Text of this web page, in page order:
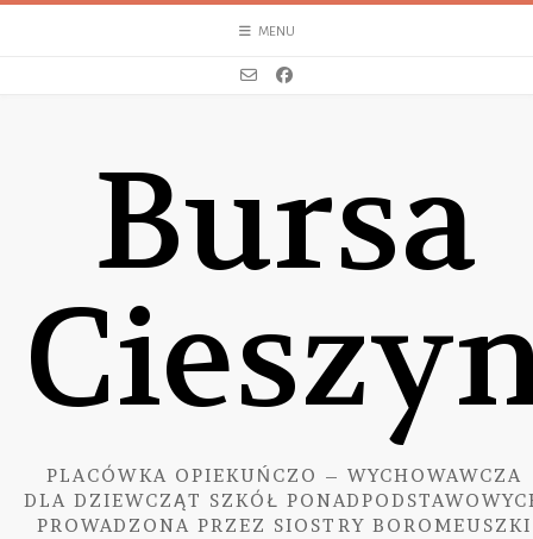
MENU
Bursa
PLACÓWKA OPIEKUŃCZO – WYCHOWAWCZA
DLA DZIEWCZĄT SZKÓŁ
PROWADZONA PRZEZ SIOSTRY BOROMEUSZKI